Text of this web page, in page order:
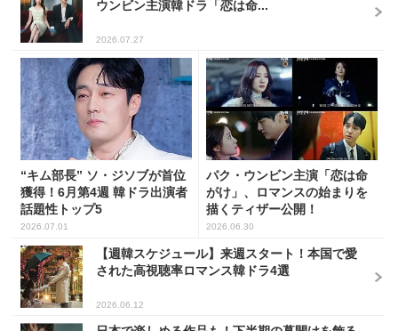
“キム部長” ソ・ジソブが首位
獲得！6月第4週 韓ドラ出演者
話題性トップ5
2026.07.01
パク・ウンビン主演「恋は命
がけ」、ロマンスの始まりを
描くティザー公開！
2026.06.30
【週韓スケジュール】来週スタート！本国で愛
された高視聴率ロマンス韓ドラ4選
2026.06.12
日本で楽しめる作品も！下半期の幕開けを飾る
「7月放送・配信」韓国ドラマ10選
2026.06.26
霊嫌いの検事役へのこだわり明かす